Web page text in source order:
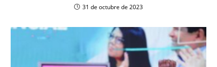
31 de octubre de 2023